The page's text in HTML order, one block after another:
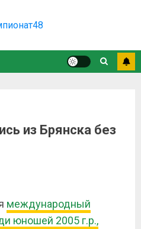
из Брянска без
международный
юношей 2005 г.р.,